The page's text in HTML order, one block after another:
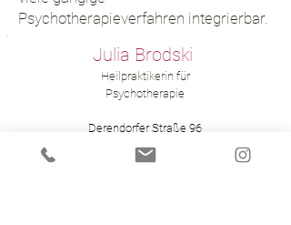
Psychotherapieverfahren integrierbar.
Julia Brodski
Heilpraktikerin für
Psychotherapie
Derendorfer Straße 96
40479 Düsseldorf